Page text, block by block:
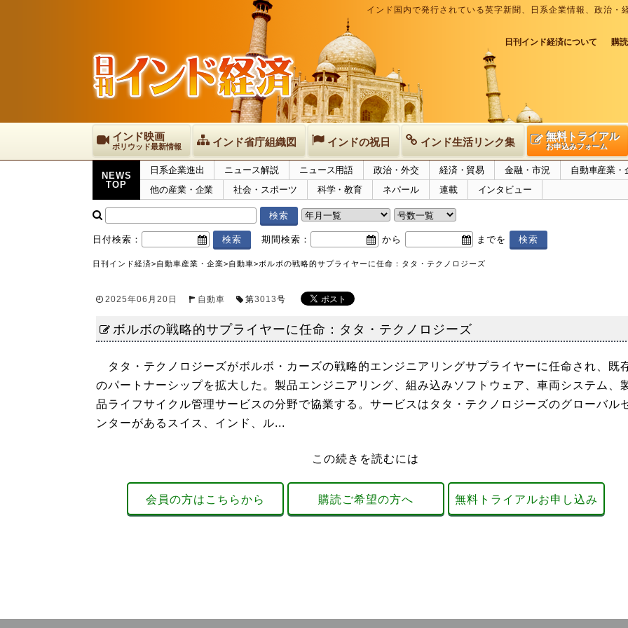
インド国内で発行されている英字新聞、日系企業情報、政治
日刊インド経済について 購
インド映画
ボリウッド最新情報 インド省庁組織図 インドの祝日 インド生活リンク集 無料トライアル
お申込みフォーム
NEWS
TOP
日系企業進出 ニュース解説 ニュース用語 政治・外交 経済・貿易 金融・市況
自動車産業・
他の産業・企業
社会・スポーツ 科学・教育 ネパール 連載 インタビュー
日付検索： 期間検索： から までを
日刊インド経済>自動車産業・企業>自動車>ボルボの戦略的サプライヤーに任命：タタ・テクノロジーズ
2025年06月20日 自動車 第3013号
ボルボの戦略的サプライヤーに任命：タタ・テクノロジーズ
タタ・テクノロジーズがボルボ・カーズの戦略的エンジニアリングサプライヤーに任命され、既
のパートナーシップを拡大した。製品エンジニアリング、組み込みソフトウェア、車両システム、
品ライフサイクル管理サービスの分野で協業する。サービスはタタ・テクノロジーズのグローバル
ンターがあるスイス、インド、ル...
この続きを読むには
会員の方はこちらから 購読ご希望の方へ 無料トライアルお申し込み